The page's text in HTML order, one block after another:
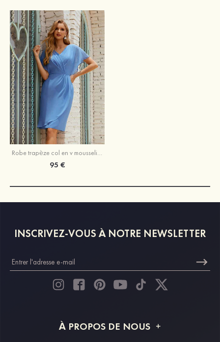
Robe trapèze col en v mousseline longueur genou robe de mère de la mariée
95 €
INSCRIVEZ-VOUS À NOTRE NEWSLETTER
À PROPOS DE NOUS